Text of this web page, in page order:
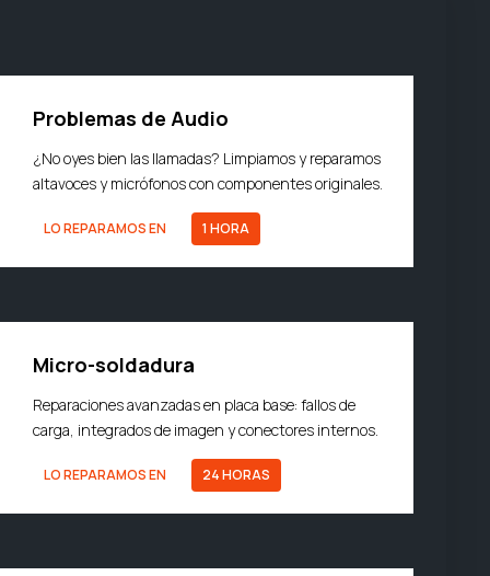
Problemas de Audio
¿No oyes bien las llamadas? Limpiamos y reparamos
altavoces y micrófonos con componentes originales.
LO REPARAMOS EN 1 HORA
Micro-soldadura
Reparaciones avanzadas en placa base: fallos de
carga, integrados de imagen y conectores internos.
LO REPARAMOS EN 24 HORAS